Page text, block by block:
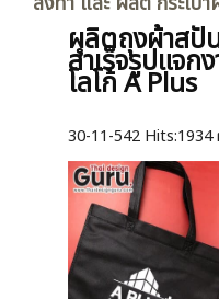
ผลิตถุงผ้าสปั
สำเร็จรูปแจ
โลโก้ A Plus
30-11-542 Hits:1934